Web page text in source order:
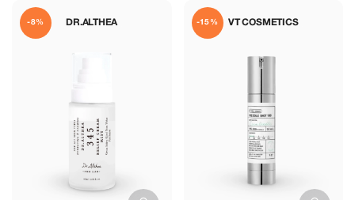
DR.ALTHEA
-8% VT COSMETICS
-15%